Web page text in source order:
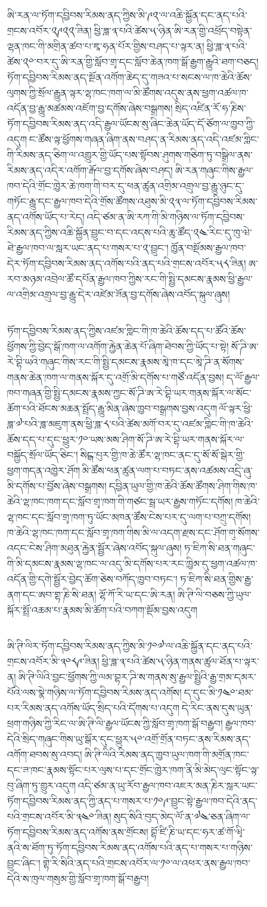
ཨི་རན་ལ་ཏོག་དབྱིབས་རིམས་ནད་ཀྱིས་མི་༩༢་ལ་འཆི་སྐྱོན་དང་ནད་པའི་
གྲངས་འབོར་༢༩༢༢་ཟིན། ཕྱི་ཟླ་༣་པའི་ཚེས་༥་ཉིན་ཨི་རན་གྱི་འཕྲོད་བསྟེན་
ལྷན་ཁང་གི་མགྲིན་ཚབ་པ་ཇཱ་ཧན་པོར་གྱིས་བཤད་པ་ལྟར་ན། ཕྱི་ཟླ་༣་པའི་
ཚེས་༢༠་བར་དུ་ཨི་རན་གྱི་སློབ་གྲྭ་དང་སློབ་ཆེན་ཁག་སྒོ་རྒྱག་རྒྱུའི་ཐག་བཅད།
ཏོག་དབྱིབས་རིམས་ནད་སྔོན་འགོག་ཆེད་དུ་གཟའ་པ་སངས་ལ་ཁ་ཆེའི་ཆོས་
ལུགས་ཀྱི་སྲོལ་རྒྱུན་ལྟར་ལྷ་ཁང་ཁག་ལ་མི་ཚོགས་འདུས་ནས་ཕྱག་འཚལ་ཁ་
འདོན་བྱ་རྒྱུ་མཚམས་འཇོག་བྱ་དགོས་ཞེས་བསྒྲགས། སྲིད་འཛིན་རོ་ཧ་ཎིས་
ཏོག་དབྱིབས་རིམས་ནད་འདི་རྒྱལ་ཡོངས་སུ་ཞིང་ཆེན་ཡོད་དོ་ཅོག་ལ་ཁྱབ་ཀྱི་
འདུག ང་ཚོས་ལྟ་ཕྱོགས་གཞན་ཞིག་ནས་བཤད་ན་རིམས་ནད་འདི་འཛམ་གླིང་
གི་རིམས་ནད་ཅིག་ལ་འགྱུར་གྱི་ཡོད་པས་སྟོབས་ཤུགས་གཅིག་ཏུ་བསྒྲིལ་ནས་
རིམས་ནད་འདིར་འགོག་རྒོལ་བྱ་དགོས་ཞེས་བཤད། ཨི་རན་གཞུང་གིས་རྒྱལ་
ཁབ་དེའི་གྲོང་ཁྱེར་ཆེ་ཁག་གི་བར་དུ་ཕན་ཚུན་འགྲིམ་འགྲུལ་བྱ་རྒྱུ་ཉུང་དུ་
གཏོང་རྒྱུ་དང་རྒྱལ་ཁབ་དེའི་གྲོས་ཚོགས་འཐུས་མི་༢༣་ལ་ཏོག་དབྱིབས་རིམས་
ནད་འགོས་ཡོད་པ་རེད། འདི་ཙམ་ན་ཨི་རཀ་གི་མི་གཉིས་ལ་ཏོག་དབྱིབས་
རིམས་ནད་ཀྱིས་འཆི་སྐྱོན་བྱུང་བ་དང་འདས་པའི་ཆུ་ཚོད་༢༤་རིང་དུ་ཁུ་ཝེ་
ཐེ་རྒྱལ་ཁབ་ལ་སླར་ཡང་ནད་པ་གསར་པ་༢་བྱུང་། ཁྱོན་བསྡོམས་རྒྱལ་ཁབ་
དེར་ཏོག་དབྱིབས་རིམས་ནད་འགོས་པའི་ནད་པའི་གྲངས་འབོར་༥༨་ཟིན། ཨ་
རབ་མཉམ་འབྲེལ་ཚོ་དཔོན་རྒྱལ་ཁབ་ཀྱིས་རང་གི་སྤྱི་དམངས་རྣམས་ཕྱི་རྒྱལ་
ལ་འགྲིམ་འགྲུལ་བྱ་རྒྱུ་དེར་འཛེམ་ཟོན་བྱ་དགོས་ཞེས་འབོད་སྐུལ་ཞུས།
ཏོག་དབྱིབས་རིམས་ནད་ཀྱིས་འཛམ་གླིང་གི་ཁ་ཆེའི་ཆོས་དད་པ་ཚོའི་ཆོས་
ཕྱོགས་ཀྱི་བྱེད་སྒོ་ཁག་ལ་འགོག་རྐྱེན་ཆེན་པོ་ཞིག་ཐེབས་ཀྱི་ཡོད་པ་སྟེ། སོ་ཌི་ཨ་
རེ་བྷི་ཡའི་གཞུང་གིས་རང་གི་སྤྱི་དམངས་རྣམས་མཱེ་ཁ་དང་མཱེ་ཌི་ན་སོགས་
གནས་ཆེན་ཁག་ལ་གནས་སྐོར་དུ་འགྲོ་མི་དགོས་པ་གཙོ་འདོན་བྱས། ད་ལོ་རྒྱལ་
ཁབ་གཞན་གྱི་སྤྱི་དམངས་རྣམས་ཀྱང་སོ་ཌི་ཨ་རེ་བྷི་ཡར་གནས་སྐོར་ལ་སོང་
ཆོག་པའི་ཐོངས་མཆན་སྤྲོད་རྒྱུ་མིན་ཞེས་ཁྱབ་བསྒྲགས་བྱས་འདུག ལོ་ལྟར་ཕྱི་
ཟླ་༧་པའི་ཟླ་མཇུག་ནས་ཕྱི་ཟླ་༨་པའི་ཚེས་མགོ་བར་དུ་འཛམ་གླིང་གི་ཁ་ཆེའི་
ཆོས་དད་པ་དུང་ཕྱུར་༡༠་ཡས་མས་ཤིག་སོ་ཌི་ཨ་རེ་བྷི་ཡར་གནས་སྐོར་ལ་
བསྐྱོད་སྲོལ་ཡོད་ཅིང་། སིངྒ་པུར་གྱི་ཁ་ཆེ་ཚོར་ལྷ་ཁང་ནང་དུ་སོ་སོ་སྒེར་གྱི་
ཕྱག་གདན་འཁྱེར་ཤོག མི་ཚོས་ཕན་ཚུན་ལག་པ་བཏང་ནས་འཚམས་འདྲི་ཞུ་
མི་དགོས་པ་བྱོས་ཞེས་བསྒྲགས། དབྱིན་ཡུལ་གྱི་ཁ་ཆེའི་ཆོས་ཚོགས་ཤིག་གིས་ཁ་
ཆེའི་ལྷ་ཁང་ཁག་དང་སློབ་གྲྭ་ཁག་གི་གཙང་སྦྲ་ཡར་རྒྱས་གཏོང་དགོས། ཁ་ཆེའི་
ལྷ་ཁང་དང་སློབ་གྲྭ་ཁག་ཏུ་ཡོང་མཁན་ཚོས་ངེས་པར་དུ་ལག་པ་བཀྲུ་དགོས།
ཁ་ཆེའི་ལྷ་ཁང་ཁག་དང་སློབ་གྲྭ་ཁག་གིས་མི་ལ་འདག་རྫས་དང་ཤོག་གུ་སོགས་
འདང་ངེས་ཤིག་མཐུན་རྐྱེན་སྦྱོར་ཞེས་འབོད་སྐུལ་ཞུས། ཏ་ཇིཀ་སི་ཐན་གཞུང་
གི་མི་དམངས་རྣམས་ལྷ་ཁང་ལ་འདུ་མི་དགོས་པར་རང་ཁྱིམ་དུ་ཕྱག་འཚལ་ཁ་
འདོན་གྱི་དགེ་སྦྱོར་བྱེད་ཆོག་ཅེས་བཀོད་ཁྱབ་བཏང་། ཏ་ཇིཀ་སི་ཐན་གྱིས་རྒྱ་
ནག་དང་ཨབ་གྷ་ཎི་སི་ཐན། ལྷོ་ཀོ་རི་ཡ་དང་ཨི་རན། ཨི་ཊི་ལི་བཅས་ཀྱི་ཡུལ་
སྐོར་སྤྲོ་འཆམ་པ་རྣམས་མི་ཆོག་པའི་བཀག་སྡོམ་བྱས་འདུག
ཨི་ཊི་ལིར་ཏོག་དབྱིབས་རིམས་ནད་ཀྱིས་མི་༡༠༧་ལ་འཆི་སྐྱོན་དང་ནད་པའི་
གྲངས་འབོར་མི་༣༠༨༩་ཟིན། ཕྱི་ཟླ་༣་པའི་ཚེས་༥་ཉིན་གནས་ཚུལ་ཐོན་པ་ལྟར་
ན། ཨི་ཊི་ལིའི་བྱང་ཕྱོགས་ཀྱི་ལམ་བྷར་ཌི་ས་གནས་སུ་རྒྱལ་སྤྱིའི་རྒྱ་གྲམ་དམར་
པོའི་ལས་སྣེ་གཉིས་ལ་ཏོག་དབྱིབས་རིམས་ནད་འགོས། ད་དུང་མི་༡༤༠་ཐམ་
པར་རིམས་ནད་འགོས་ཡོད་སྲིད་པའི་དོགས་པ་འདུག དེ་རིང་ནས་དུས་ཡུན་
ཕྲག་གཉིས་ཀྱི་རིང་ལ་ཨི་ཊི་ལི་རྒྱལ་ཡོངས་ཀྱི་སློབ་གྲྭ་ཁག་སྒོ་བརྒྱབ། རྒྱལ་ཁབ་
དེའི་སྲིད་གཞུང་གིས་ཡུ་སྒོར་དུང་ཕྱུར་༥༠་འགྲོ་གྲོན་བཏང་ནས་རིམས་ནད་
འགོག་ཐབས་སུ་འབད། ཨི་ཊི་ལིའི་རིམས་ནད་ཁྱབ་ཡུལ་ཁག་གི་མགྲོན་ཁང་
དང་ཟ་ཁང་རྣམས་སྟོང་པར་ལུས་པ་དང་གྲོང་ཁྱེར་ཁག་ནི་མི་མེད་ལུང་སྟོང་ལྟ་
བུ་ཞིག་ཏུ་གྱུར་འདུག འདི་ཙམ་ན་ཡུ་རོབ་རྒྱལ་ཁབ་འཇར་མན་ཎིར་སླར་ཡང་
ཏོག་དབྱིབས་རིམས་ནད་ཀྱི་ནད་པ་གསར་པ་༡༠༩་བྱུང་སྟེ་རྒྱལ་ཁབ་དེའི་ནད་
པའི་གྲངས་འབོར་མི་༣༤༠་ཟིན། སུད་སིའི་བུད་མེད་ལོ་ན་༧༤་ཅན་ཞིག་ལ་
ཏོག་དབྱིབས་རིམས་ནད་འགོས་ནས་གྲོངས། བྷོ་ཛི་ཎི་ཡ་དང་ཧར་ཚ་གོ་ཝྭི་
ནའི་ས་ཐོག་ཏུ་ཏོག་དབྱིབས་རིམས་ནད་འགོས་པའི་ནད་པ་གསར་པ་གཉིས་
བྱུང་ཞིང་། གྷེ་རི་སིའི་ནད་པའི་གྲངས་འབོར་ལ་༡༠་ལ་འཕར་ནས་རྒྱལ་ཁབ་
དེའི་ས་ཁུལ་གསུམ་གྱི་སློབ་གྲྭ་ཁག་སྒོ་བརྒྱབ།